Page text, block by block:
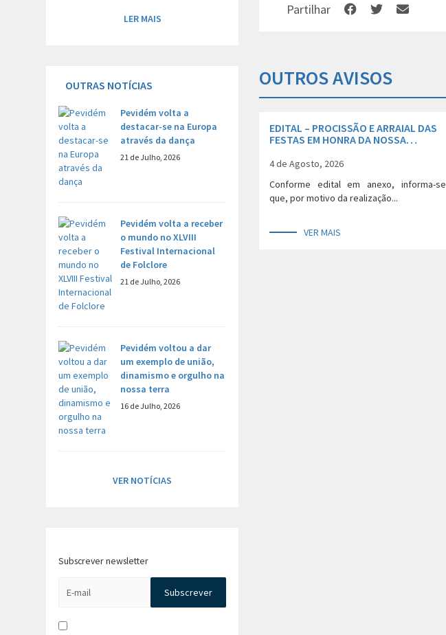
Partilhar
OUTROS AVISOS
EDITAL – PROCISSÃO E ARRAIAL DAS
FESTAS EM HONRA DA NOSSA
SELHO (SÃO JORGE)
4 de Agosto, 2026
Conforme edital em anexo, informa-se
que, por motivo da realização...
VER MAIS
LER MAIS
OUTRAS NOTÍCIAS
Pevidém volta a
destacar-se na Europa
através da dança
21 de Julho, 2026
Pevidém volta a receber
o mundo no XLVIII
Festival Internacional
de Folclore
21 de Julho, 2026
Pevidém voltou a dar
um exemplo de união,
dinamismo e orgulho na
nossa terra
16 de Julho, 2026
VER NOTÍCIAS
Subscrever newsletter